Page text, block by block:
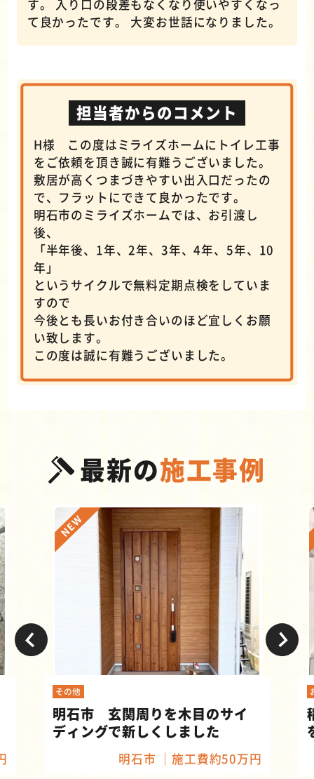
す。 入り口の段差もなくなり使いやすくなっ
て良かったです。 大変お世話になりました。
担当者からのコメント
H様 この度はミライズホームにトイレ工事
をご依頼を頂き誠に有難うございました。
敷居が高くつまづきやすい出入口だったの
で、フラットにできて良かったです。
明石市のミライズホームでは、お引渡し
後、
「半年後、1年、2年、3年、4年、5年、10
年」
というサイクルで無料定期点検をしていま
すので
今後とも長いお付き合いのほど宜しくお願
い致します。
この度は誠に有難うございました。
最新の施工事例
その他
明石市 玄関周りを木目のサイ
ディングで新しくしました
明石市 施工費約50万円